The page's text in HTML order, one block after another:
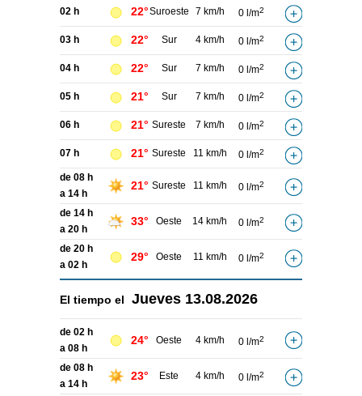
02 h 22°Suroeste 7 km/h 0 l/m2
03 h 22° Sur 4 km/h 0 l/m2
04 h 22° Sur 7 km/h 0 l/m2
05 h 21° Sur 7 km/h 0 l/m2
06 h 21° Sureste 7 km/h 0 l/m2
07 h 21° Sureste 11 km/h 0 l/m2
de 08 h
a 14 h
21° Sureste 11 km/h 0 l/m2
de 14 h
a 20 h
33° Oeste 14 km/h 0 l/m2
de 20 h
a 02 h
29° Oeste 11 km/h 0 l/m2
El tiempo el Jueves 13.08.2026
de 02 h
a 08 h
24° Oeste 4 km/h 0 l/m2
de 08 h
a 14 h
23° Este 4 km/h 0 l/m2